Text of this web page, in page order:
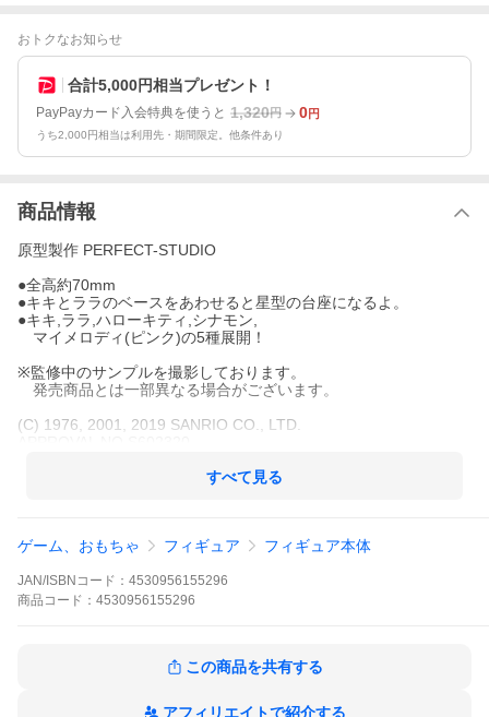
おトクなお知らせ
合計5,000円相当プレゼント！
PayPayカード入会特典を使うと 1,320円 0円
うち2,000円相当は利用先・期間限定。他条件あり
商品情報
原型製作 PERFECT-STUDIO
●全高約70mm
●キキとララのベースをあわせると星型の台座になるよ。
●キキ,ララ,ハローキティ,シナモン,
マイメロディ(ピンク)の5種展開！
※監修中のサンプルを撮影しております。
発売商品とは一部異なる場合がございます。
(C) 1976, 2001, 2019 SANRIO CO., LTD.
すべて見る
ゲーム、おもちゃ フィギュア フィギュア本体
JAN/ISBNコード： 4530956155296
商品 コード： 4530956155296
この商品を共有する
アフィリエイトで紹介する